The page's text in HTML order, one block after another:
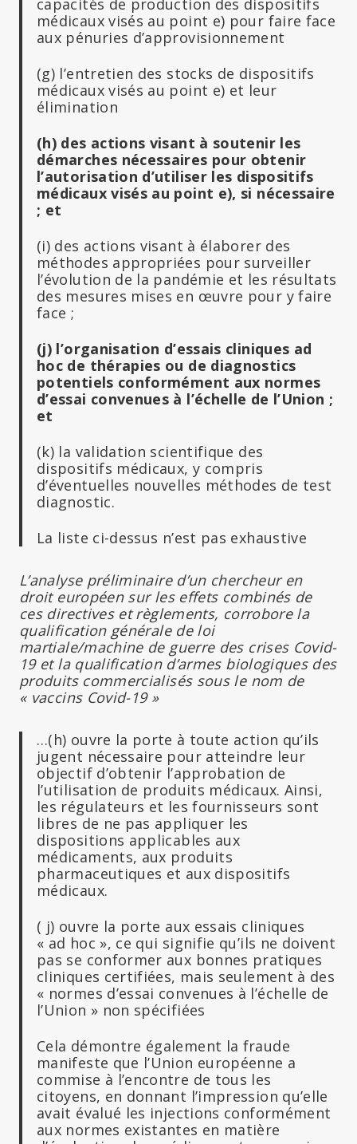
médicaux visés au point e) pour faire face
aux pénuries d’approvisionnement
(g) l’entretien des stocks de dispositifs
médicaux visés au point e) et leur
élimination
(h) des actions visant à soutenir les
démarches nécessaires pour obtenir
l’autorisation d’utiliser les dispositifs
médicaux visés au point e), si nécessaire
; et
(i) des actions visant à élaborer des
méthodes appropriées pour surveiller
l’évolution de la pandémie et les résultats
des mesures mises en œuvre pour y faire
face ;
(j) l’organisation d’essais cliniques ad
hoc de thérapies ou de diagnostics
potentiels conformément aux normes
d’essai convenues à l’échelle de l’Union ;
et
(k) la validation scientifique des
dispositifs médicaux, y compris
d’éventuelles nouvelles méthodes de test
diagnostic.
La liste ci-dessus n’est pas exhaustive
L’analyse préliminaire d’un chercheur en
droit européen sur les effets combinés de
ces directives et règlements, corrobore la
qualification générale de loi
martiale/machine de guerre des crises Covid-
19 et la qualification d’armes biologiques des
produits commercialisés sous le nom de
« vaccins Covid-19 »
…(h) ouvre la porte à toute action qu’ils
jugent nécessaire pour atteindre leur
objectif d’obtenir l’approbation de
l’utilisation de produits médicaux. Ainsi,
les régulateurs et les fournisseurs sont
libres de ne pas appliquer les
dispositions applicables aux
médicaments, aux produits
pharmaceutiques et aux dispositifs
médicaux.
( j) ouvre la porte aux essais cliniques
« ad hoc », ce qui signifie qu’ils ne doivent
pas se conformer aux bonnes pratiques
cliniques certifiées, mais seulement à des
« normes d’essai convenues à l’échelle de
l’Union » non spécifiées
Cela démontre également la fraude
manifeste que l’Union européenne a
commise à l’encontre de tous les
citoyens, en donnant l’impression qu’elle
avait évalué les injections conformément
aux normes existantes en matière